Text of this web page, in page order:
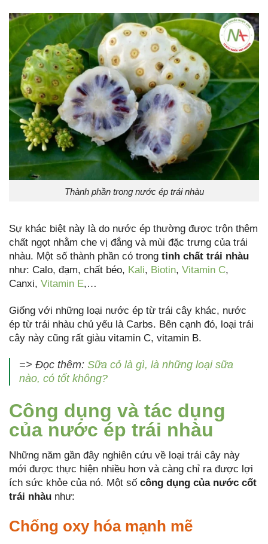
Thành phần trong nước ép trái nhàu
Sự khác biệt này là do nước ép thường được trộn thêm
chất ngọt nhằm che vị đắng và mùi đặc trưng của trái
nhàu. Một số thành phần có trong tinh chất trái nhàu
như: Calo, đạm, chất béo, Kali, Biotin, Vitamin C,
Canxi, Vitamin E,…
Giống với những loại nước ép từ trái cây khác, nước
ép từ trái nhàu chủ yếu là Carbs. Bên cạnh đó, loại trái
cây này cũng rất giàu vitamin C, vitamin B.
=> Đọc thêm: Sữa cỏ là gì, là những loại sữa
nào, có tốt không?
Công dụng và tác dụng
của nước ép trái nhàu
Những năm gần đây nghiên cứu về loại trái cây này
mới được thực hiện nhiều hơn và càng chỉ ra được lợi
ích sức khỏe của nó. Một số công dụng của nước cốt
trái nhàu như:
Chống oxy hóa mạnh mẽ